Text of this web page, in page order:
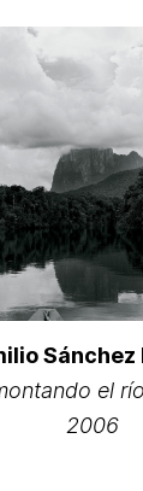
el
2006